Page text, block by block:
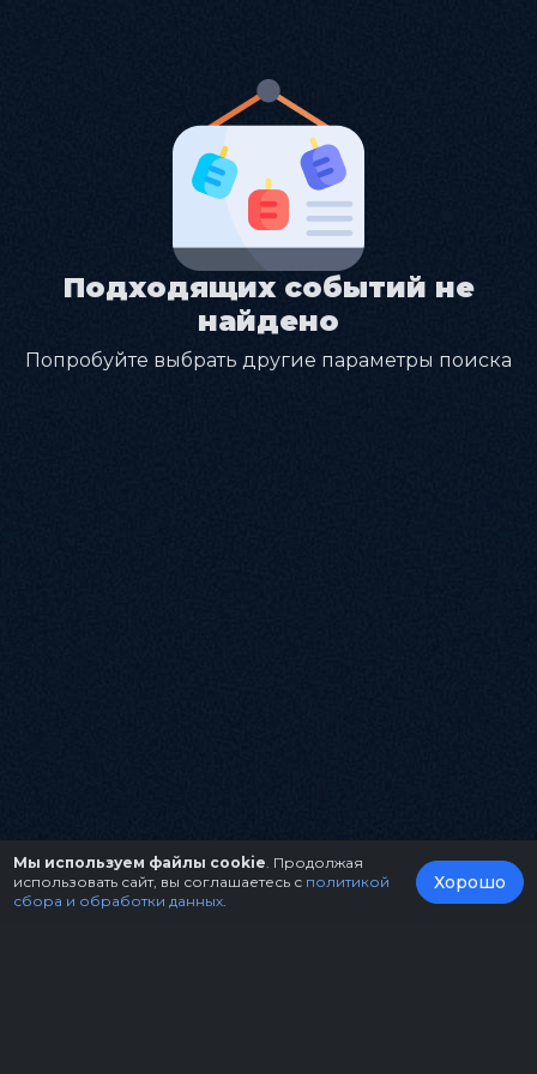
Подходящих событий не
найдено
Попробуйте выбрать другие параметры поиска
Мы используем файлы cookie . Продолжая
использовать сайт, вы соглашаетесь с политикой
сбора и обработки данных
Хорошо